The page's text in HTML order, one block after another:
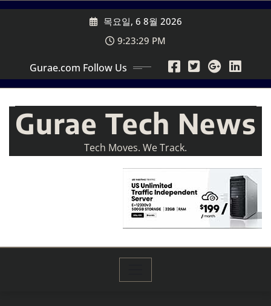
Skip
목요일, 6 8월 2026
9:23:31 PM
Gurae.com Follow Us
Gurae Tech News
Tech Moves. We Track.